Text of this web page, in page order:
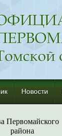
Новости
Первомайского
района